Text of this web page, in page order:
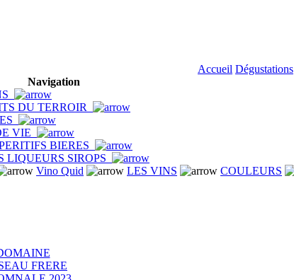
Accueil Dégustations
Navigation
DU TERROIR
VIE
BIERES
LIQUEURS SIROPS
Vino Quid LES VINS COULEURS